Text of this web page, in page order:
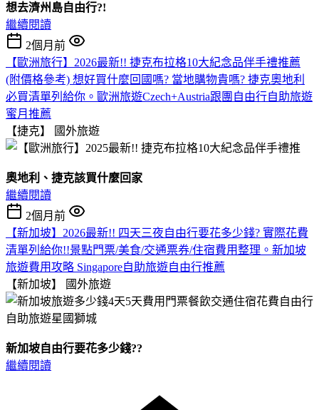
想去濟州島自由行?!
繼續閱讀
2個月前
【歐洲旅行】2026最新!! 捷克布拉格10大紀念品伴手禮推薦
(附價格參考) 想好買什麼回國嗎? 當地購物貴嗎? 捷克奧地利
必買清單列給你。歐洲旅遊Czech+Austria跟團自由行自助旅遊
蜜月推薦
【捷克】
國外旅遊
奧地利、捷克該買什麼回家
繼續閱讀
2個月前
【新加坡】2026最新!! 四天三夜自由行要花多少錢? 實際花費
清單列給你!!景點門票/美食/交通票券/住宿費用整理。新加坡
旅遊費用攻略 Singapore自助旅遊自由行推薦
【新加坡】
國外旅遊
新加坡自由行要花多少錢??
繼續閱讀